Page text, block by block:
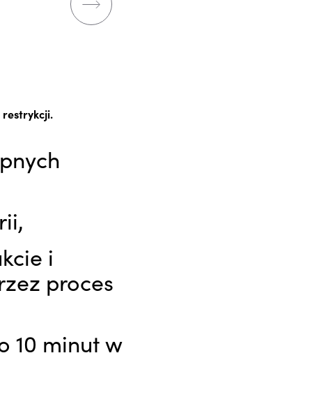
restrykcji.
i
proces
10 minut w